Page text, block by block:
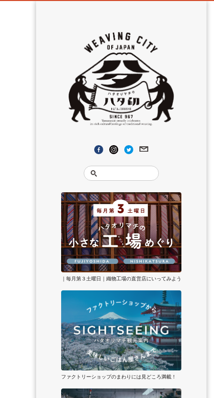
｜毎月第３土曜日｜織物工場の直営店にいってみよう
ファクトリーショップのまわりには見どころ満載！